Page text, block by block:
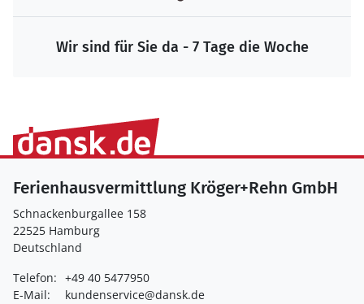
Wir sind für Sie da - 7 Tage die Woche
Ferienhausvermittlung Kröger+Rehn GmbH
Schnackenburgallee 158
22525 Hamburg
Deutschland
Telefon: +49 40 5477950
E-Mail:
kundenservice@dansk.de